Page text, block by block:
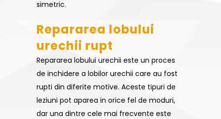
simetric.
Repararea lobului
urechii rupt
Repararea lobului urechii este un proces
de inchidere a lobilor urechii care au fost
rupti din diferite motive. Aceste tipuri de
leziuni pot aparea in orice fel de moduri,
dar una dintre cele mai frecvente este